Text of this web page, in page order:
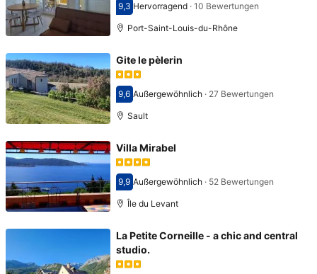
Bewertet mit 9,3
9,3 Hervorragend· 10 Bewertungen
Port-Saint-Louis-du-Rhône
Gite le pèlerin
Bewertet mit 9,6
9,6 Außergewöhnlich· 27 Bewertungen
Sault
Villa Mirabel
Bewertet mit 9,9
9,9 Außergewöhnlich· 52 Bewertungen
Île du Levant
La Petite Corneille - a chic and central
studio.